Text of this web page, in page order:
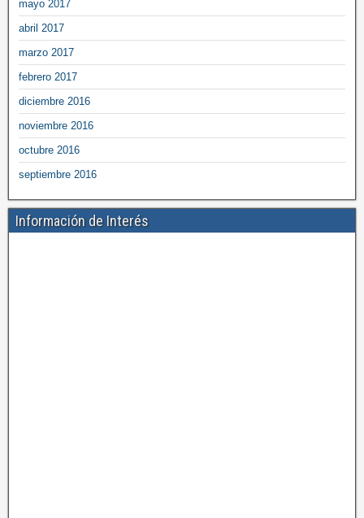
mayo 2017
abril 2017
marzo 2017
febrero 2017
diciembre 2016
noviembre 2016
octubre 2016
septiembre 2016
Información de Interés